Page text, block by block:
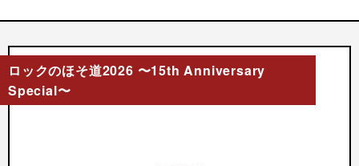
ロックのほそ道2026 〜15th Anniversary
Special〜